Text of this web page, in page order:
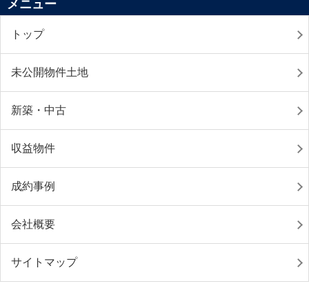
メニュー
トップ
未公開物件土地
新築・中古
収益物件
成約事例
会社概要
サイトマップ